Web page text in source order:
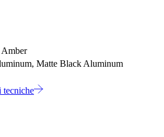
Amber
Matte Black Aluminum
tecniche